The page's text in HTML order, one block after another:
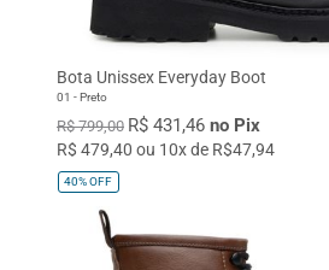
Bota Unissex Everyday Boot
01 - Preto
R$ 799,00 R$ 431,46 no Pix
R$ 479,40 ou 10x de R$47,94
40%OFF